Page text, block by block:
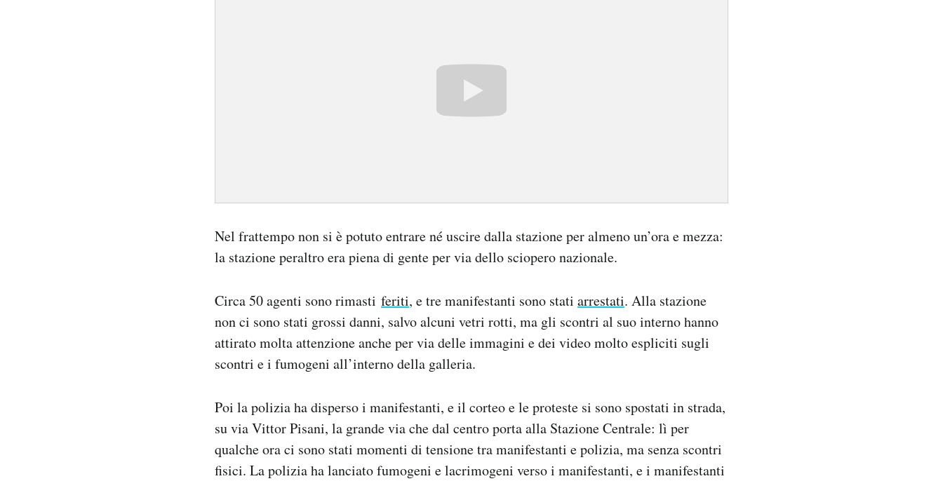
Nel frattempo non si è potuto entrare né uscire dalla stazione per almeno un’ora e mezza:
la stazione peraltro era piena di gente per via dello sciopero nazionale.
Circa 50 agenti sono rimasti feriti, e tre manifestanti sono stati arrestati. Alla stazione
non ci sono stati grossi danni, salvo alcuni vetri rotti, ma gli scontri al suo interno hanno
attirato molta attenzione anche per via delle immagini e dei video molto espliciti sugli
scontri e i fumogeni all’interno della galleria.
Poi la polizia ha disperso i manifestanti, e il corteo e le proteste si sono spostati in strada,
su via Vittor Pisani, la grande via che dal centro porta alla Stazione Centrale: lì per
qualche ora ci sono stati momenti di tensione tra manifestanti e polizia, ma senza scontri
fisici. La polizia ha lanciato fumogeni e lacrimogeni verso i manifestanti, e i manifestanti